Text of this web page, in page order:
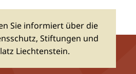
Sie informiert über die
Stiftungen und
Liechtenstein.